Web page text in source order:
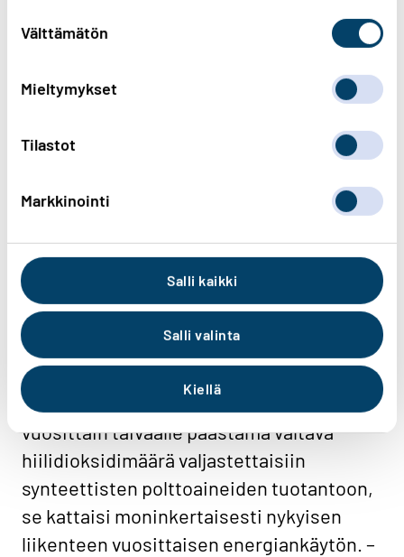
valinta
Välttämätön
Mieltymykset
Tilastot
Markkinointi
Salli kaikki
Salli valinta
Kiellä
Suomella ja muilla Pohjoismailla on myös
yksi iso etu verrattuna Etelä-Euroopan
auringossa kylpeviin maihin. Meillä tuulee.
LUT:n laskelmat osoittavat, että uudessa
energiantuotannossa tuulienergia on
tuotantokustannuksiltaan edullisinta. Sen
hinta jää alle 30 euron per megawattitunti.
Vain jo olemassa olevat ydin- ja
vesivoimalamme tuottavat sähköä
halvemmalla.
Liikennepolttoaineiden osalta ratkaisu
piilee hiilidioksidissa. Jos Suomen teräs-,
sellu- ja muiden isojen tehtaiden
vuosittain taivaalle päästämä valtava
hiilidioksidimäärä valjastettaisiin
synteettisten polttoaineiden tuotantoon,
se kattaisi moninkertaisesti nykyisen
liikenteen vuosittaisen energiankäytön. –